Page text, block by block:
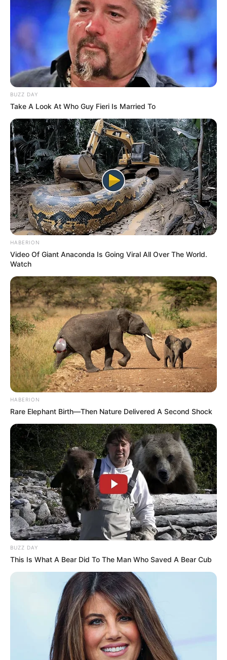
BUZZ DAY
Take A Look At Who Guy Fieri Is Married To
HABERION
Video Of Giant Anaconda Is Going Viral All Over The World.
Watch
HABERION
Rare Elephant Birth—Then Nature Delivered A Second Shock
BUZZ DAY
This Is What A Bear Did To The Man Who Saved A Bear Cub